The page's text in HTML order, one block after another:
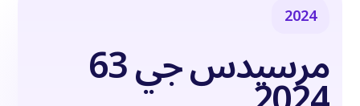
2024
مرسيدس جي 63